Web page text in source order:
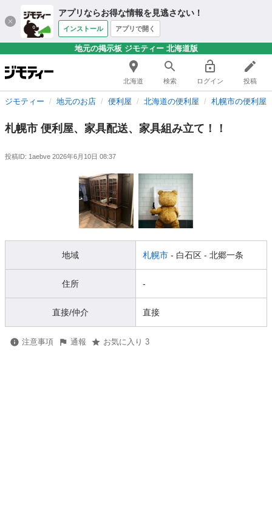
アプリならお得な情報を見逃さない！
インストール アプリで開く
地元の掲示板 ジモティー 北海道版
北海道 検索 ログイン 投稿
ジモティー 地元のお店 便利屋 北海道の便利屋 札幌市の便利屋
札幌市 便利屋、家具配送、家具組み立て！！
投稿ID: 1aebve 2026年6月10日 08:37
地域 札幌市 - 白石区 - 北郷一条
住所 -
直接/仲介 直接
注意事項 通報 お気に入り 3